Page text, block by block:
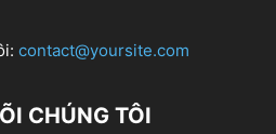
contact@yoursite.com
CHÚNG TÔI